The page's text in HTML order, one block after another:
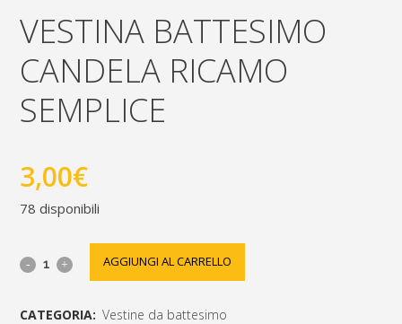
VESTINA BATTESIMO
CANDELA RICAMO
SEMPLICE
3,00€
78 disponibili
vestina
AGGIUNGI AL CARRELLO
CATEGORIA: Vestine da battesimo